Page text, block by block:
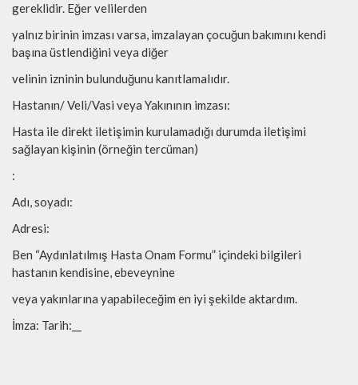
gereklidir. Eğer velilerden
yalnız birinin imzası varsa, imzalayan çocuğun bakımını kendi
başına üstlendiğini veya diğer
velinin izninin bulunduğunu kanıtlamalıdır.
Hastanın/ Veli/Vasi veya Yakınının imzası:
Hasta ile direkt iletişimin kurulamadığı durumda iletişimi
sağlayan kişinin (örneğin tercüman)
:
Adı, soyadı:
Adresi:
Ben “Aydınlatılmış Hasta Onam Formu” içindeki bilgileri
hastanın kendisine, ebeveynine
veya yakınlarına yapabileceğim en iyi şekilde aktardım.
İmza: Tarih:__